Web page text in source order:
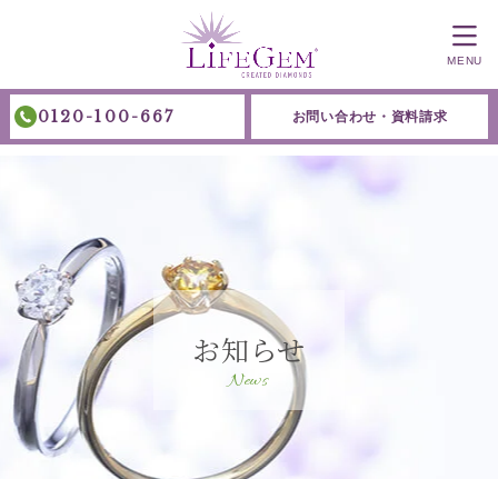
0120-100-667 お問い合わせ・資料請求
MENU
お知らせ
News